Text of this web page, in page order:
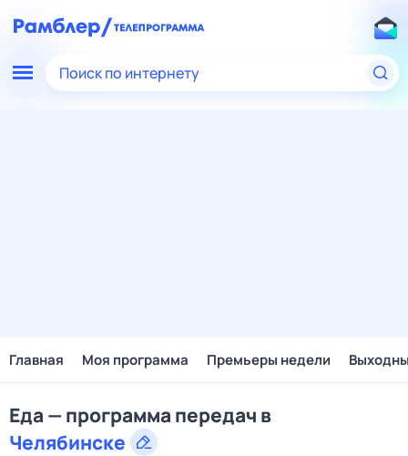
Поиск по интернету
Главная Моя программа Премьеры недели
Еда — программа передач в
Челябинске